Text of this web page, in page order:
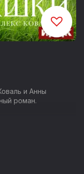
и Анны
роман.
на пороге,
кувырком.
парочка
не
плану. К чистой и